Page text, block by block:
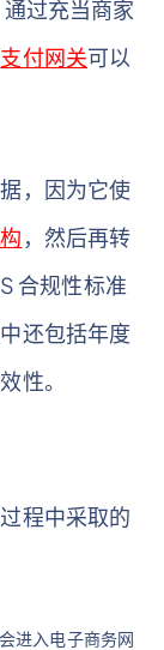
过充当商家
支付网关可以
，因为它使
，然后再转
合规性标准
还包括年度
性。
程中采取的
进入电子商务网